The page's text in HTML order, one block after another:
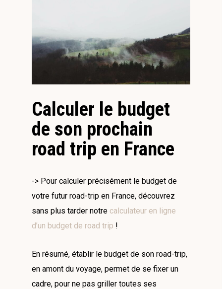
Calculer le budget
de son prochain
road trip en France
-> Pour calculer précisément le budget de
votre futur road-trip en France, découvrez
sans plus tarder notre calculateur en ligne
d’un budget de road trip !
En résumé, établir le budget de son road-trip,
en amont du voyage, permet de se fixer un
cadre, pour ne pas griller toutes ses